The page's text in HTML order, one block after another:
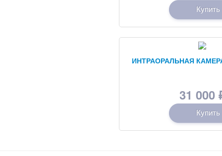
Купить
ИНТРАОРАЛЬНАЯ
31 000
Купить